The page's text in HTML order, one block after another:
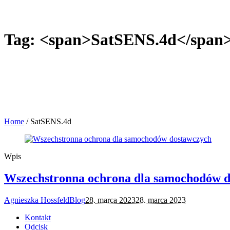
Tag: <span>SatSENS.4d</
Home / SatSENS.4d
Wpis
Wszechstronna ochrona dla samochodów
Agnieszka HossfeldBlog28. marca 202328. marca 2023
Kontakt
Odcisk